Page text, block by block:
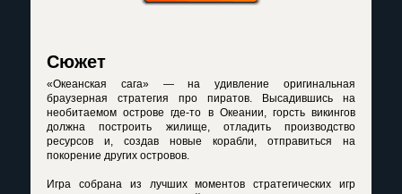
Сюжет
«Океанская сага» — на удивление оригинальная
браузерная стратегия про пиратов. Высадившись на
необитаемом острове где-то в Океании, горсть викингов
должна построить жилище, отладить производство
ресурсов и, создав новые корабли, отправиться на
покорение других островов.
Игра собрана из лучших моментов стратегических игр